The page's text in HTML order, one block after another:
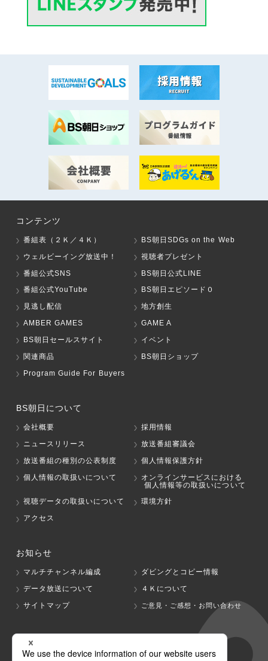
コンテンツ
番組表（２Ｋ／４Ｋ）
BS朝日SDGs on the Web
ウェルビーイング放送中！
視聴者プレゼント
番組公式SNS
BS朝日公式LINE
番組公式YouTube
BS朝日エピソード０
見逃し配信
地方創生
AMBER GAMES
GAME A
BS朝日セールスサイト
イベント
関連商品
BS朝日ショップ
Program Guide For Buyers
BS朝日について
会社概要
採用情報
ニュースリリース
放送番組審議会
放送番組の種別の公表制度
個人情報保護方針
個人情報の取扱いについて
オンラインサービスにおける
個人情報等の取扱いについて
視聴データの取扱いについて
環境方針
アクセス
お知らせ
マルチチャンネル編成
ダビングとコピー情報
データ放送について
４Ｋについて
サイトマップ
ご意見・ご感想・お問い合わせ
グループ会社
テレビ朝日 テレ朝チャンネル